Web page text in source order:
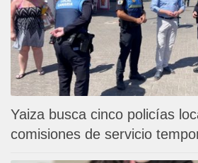
Yaiza busca cinco policías
comisiones de servicio